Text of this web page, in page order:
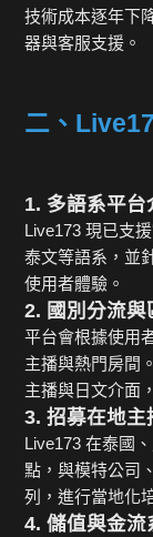
技術成本逐年下
器與客服支援。
二、
1. 多語系平台
Live173 現已支
泰文等語系，並
使用者體驗。
2. 國別分流與
平台會根據使用
主播與熱門房間
主播與日文介面
3. 招募在地主
Live173 在泰國
點，與模特公司
列，進行當地化
4. 儲值與金流